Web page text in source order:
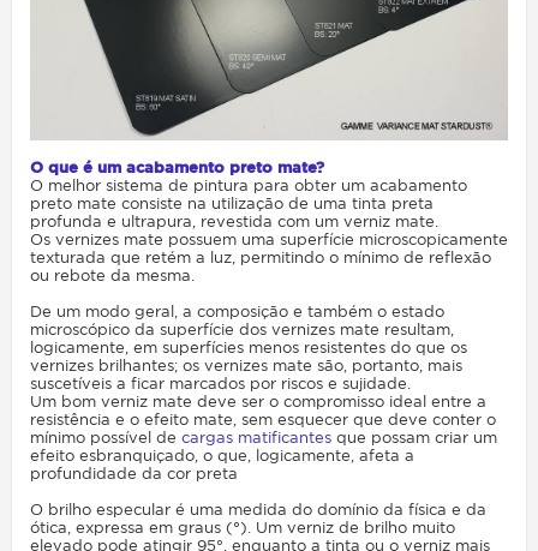
O que é um acabamento preto mate?
O melhor sistema de pintura para obter um acabamento
preto mate consiste na utilização de uma tinta preta
profunda e ultrapura, revestida com um verniz mate.
Os vernizes mate possuem uma superfície microscopicamente
texturada que retém a luz, permitindo o mínimo de reflexão
ou rebote da mesma.
De um modo geral, a composição e também o estado
microscópico da superfície dos vernizes mate resultam,
logicamente, em superfícies menos resistentes do que os
vernizes brilhantes; os vernizes mate são, portanto, mais
suscetíveis a ficar marcados por riscos e sujidade.
Um bom verniz mate deve ser o compromisso ideal entre a
resistência e o efeito mate, sem esquecer que deve conter o
mínimo possível de cargas matificantes que possam criar um
efeito esbranquiçado, o que, logicamente, afeta a
profundidade da cor preta
O brilho especular é uma medida do domínio da física e da
ótica, expressa em graus (°). Um verniz de brilho muito
elevado pode atingir 95°, enquanto a tinta ou o verniz mais